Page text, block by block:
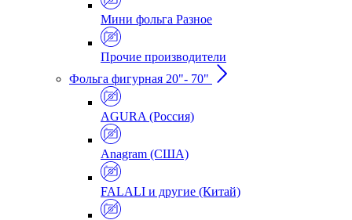
Мини фольга Разное
Прочие производители
Фольга фигурная 20"- 70"
AGURA (Россия)
Anagram (США)
FALALI и другие (Китай)